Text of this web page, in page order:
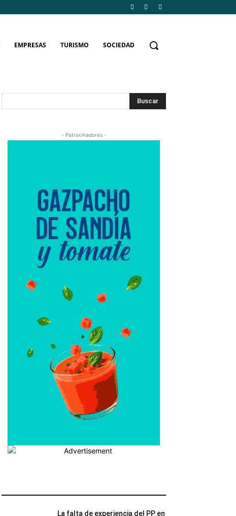
EMPRESAS TURISMO SOCIEDAD
Buscar
- Patrocinadores -
La falta de experiencia del PP en